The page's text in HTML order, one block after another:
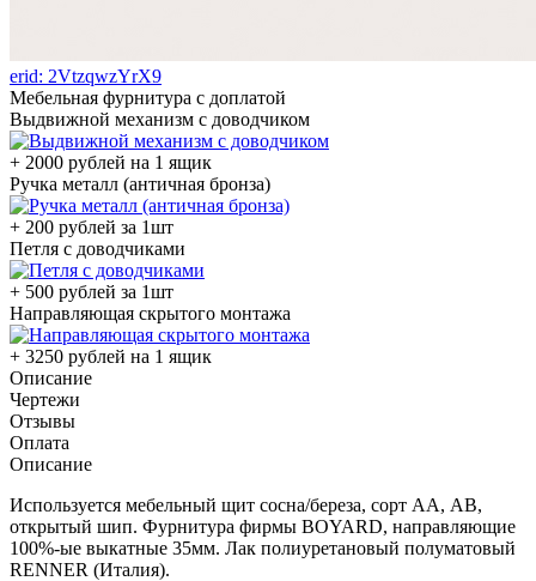
erid: 2VtzqwzYrX9
Мебельная фурнитура с доплатой
Выдвижной механизм с доводчиком
+ 2000 рублей на 1 ящик
Ручка металл (античная бронза)
+ 200 рублей за 1шт
Петля с доводчиками
+ 500 рублей за 1шт
Направляющая скрытого монтажа
+ 3250 рублей на 1 ящик
Описание
Чертежи
Отзывы
Оплата
Описание
Используется мебельный щит сосна/береза, сорт АА, АВ,
открытый шип. Фурнитура фирмы BOYARD, направляющие
100%-ые выкатные 35мм. Лак полиуретановый полуматовый
RENNER (Италия).